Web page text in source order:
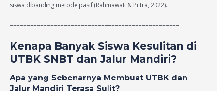
siswa dibanding metode pasif (Rahmawati & Putra, 2022).
==================================================
Kenapa Banyak Siswa Kesulitan di
UTBK SNBT dan Jalur Mandiri?
Apa yang Sebenarnya Membuat UTBK dan
Jalur Mandiri Terasa Sulit?